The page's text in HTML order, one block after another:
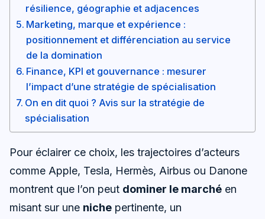
résilience, géographie et adjacences
Marketing, marque et expérience :
positionnement et différenciation au service
de la domination
Finance, KPI et gouvernance : mesurer
l’impact d’une stratégie de spécialisation
On en dit quoi ? Avis sur la stratégie de
spécialisation
Pour éclairer ce choix, les trajectoires d’acteurs
comme Apple, Tesla, Hermès, Airbus ou Danone
montrent que l’on peut dominer le marché en
misant sur une niche pertinente, un